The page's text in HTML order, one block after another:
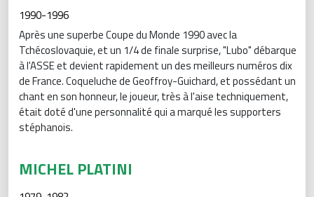
1990-1996
Après une superbe Coupe du Monde 1990 avec la
Tchécoslovaquie, et un 1/4 de finale surprise, "Lubo" débarque
à l'ASSE et devient rapidement un des meilleurs numéros dix
de France. Coqueluche de Geoffroy-Guichard, et possédant un
chant en son honneur, le joueur, très à l'aise techniquement,
était doté d'une personnalité qui a marqué les supporters
stéphanois.
MICHEL PLATINI